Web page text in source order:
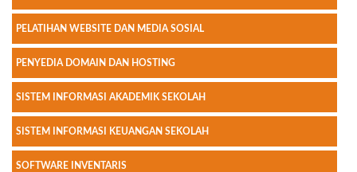
PELATIHAN WEBSITE DAN MEDIA SOSIAL
PENYEDIA DOMAIN DAN HOSTING
SISTEM INFORMASI AKADEMIK SEKOLAH
SISTEM INFORMASI KEUANGAN SEKOLAH
SOFTWARE INVENTARIS